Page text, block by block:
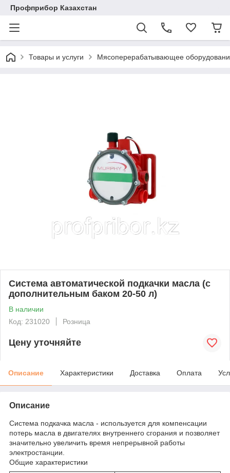
Профприбор Казахстан
Товары и услуги Мясоперерабатывающее
Система автоматической подкачки масла (с
дополнительным баком 20-50 л)
В наличии
Код: 231020
Розница
Цену уточняйте
Описание Характеристики Доставка Оплата
Описание
Система подкачка масла - используется для компенсации
потерь масла в двигателях внутреннего сгорания и позволяет
значительно увеличить время непрерывной работы
электростанции.
Общие характеристики